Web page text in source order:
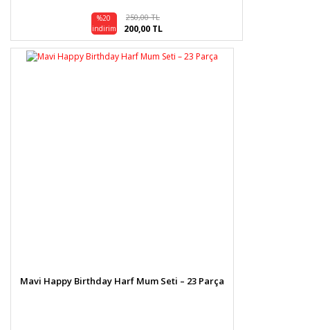
%20
indirim
250,00 TL
200,00 TL
Mavi Happy Birthday Harf Mum Seti – 23 Parça